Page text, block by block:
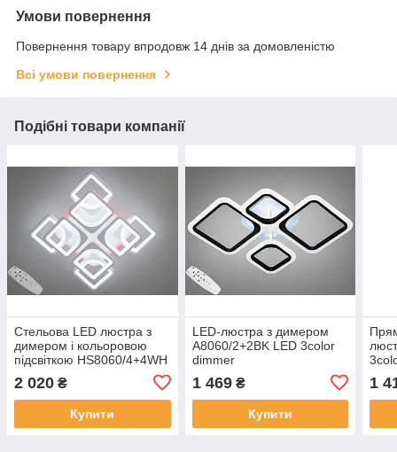
Умови повернення
Повернення товару впродовж 14 днів за домовленістю
Всі умови повернення
Подібні товари компанії
Стельова LED люстра з
димером і кольоровою
підсвіткою HS8060/4+4WH
2 020 ₴
Купити
LED-люстра з димером
A8060/2+2BK LED 3color
dimmer
1 469₴
Купити
1